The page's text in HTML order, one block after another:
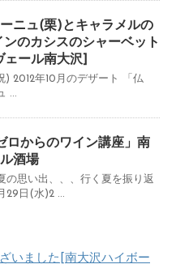
ニュ(栗)とキャラメルの
のカシスのシャーベット
ェール南大沢]
) 2012年10月のデザート 「仏
...
ロからのワイン講座」南
酒場
の思い出、、、行く夏を振り返
29日(水)2 ...
いました[南大沢ハイボー